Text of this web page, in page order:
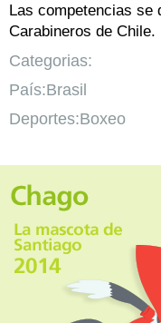
Las competencias se
Carabineros de Chile.
Categorias:
País:Brasil
Deportes:Boxeo